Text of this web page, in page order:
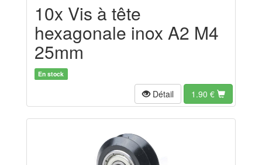
10x Vis à tête
hexagonale inox A2 M4
25mm
En stock
Détail 1.90 €